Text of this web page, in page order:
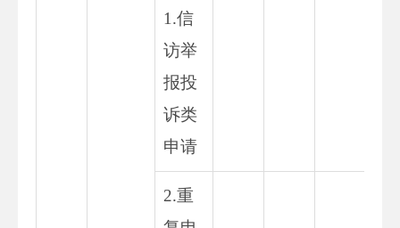
1.信
访举
报投
诉类
申请
2.重